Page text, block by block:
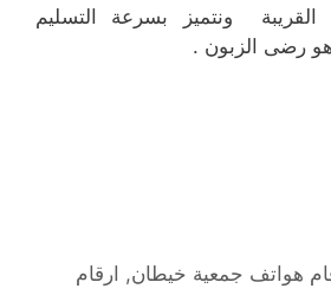
ونتميز بسرعة التسليم
رضى الزبون .
هواتف جمعية خيطان, ارقام